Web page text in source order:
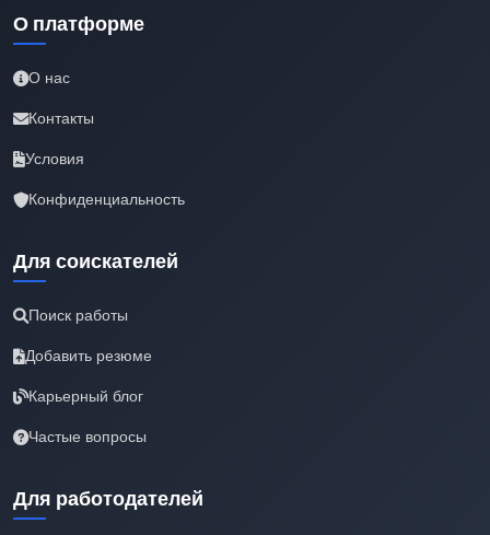
О платформе
О нас
Контакты
Условия
Конфиденциальность
Для соискателей
Поиск работы
Добавить резюме
Карьерный блог
Частые вопросы
Для работодателей